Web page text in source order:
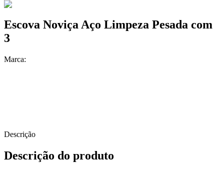
Escova Noviça Aço Limpeza Pesada com
3
Marca:
Descrição
Descrição do produto